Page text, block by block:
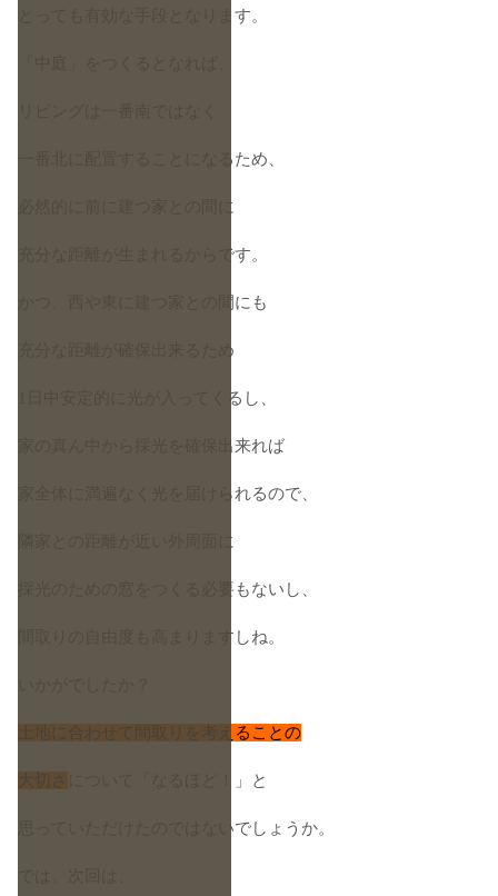
とっても有効な手段となります。
一番北に配置することになるため、
必然的に前に建つ家との間に
充分な距離が生まれるからです。
かつ、西や東に建つ家との間にも
充分な距離が確保出来るため
1日中安定的に光が入ってくるし、
家の真ん中から採光を確保出来れば
家全体に満遍なく光を届けられるので、
隣家との距離が近い外周面に
採光のための窓をつくる必要もないし、
間取りの自由度も高まりますしね。
土地に合わせて間取りを考えることの
大切さ について「なるほど！」と
思っていただけたのではないでしょうか。